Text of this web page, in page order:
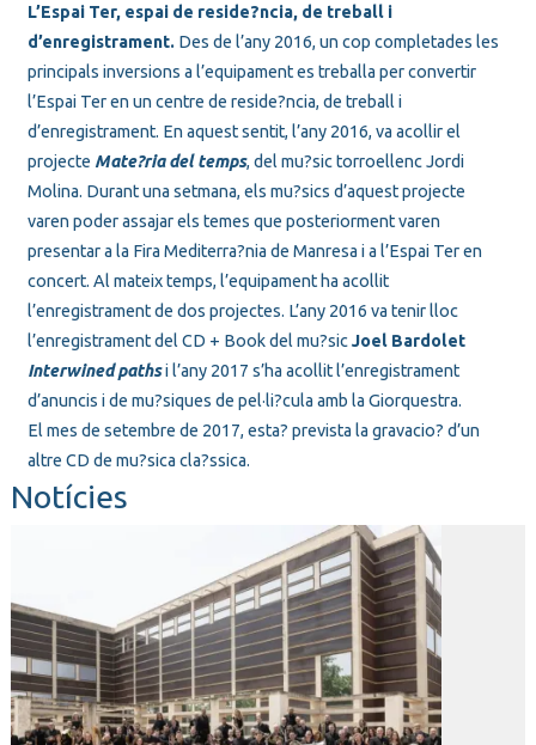
L’Espai Ter, espai de reside?ncia, de treball i
d’enregistrament. Des de l’any 2016, un cop completades les
principals inversions a l’equipament es treballa per convertir
l’Espai Ter en un centre de reside?ncia, de treball i
d’enregistrament. En aquest sentit, l’any 2016, va acollir el
projecte Mate?ria del temps, del mu?sic torroellencJordi
Molina. Durant una setmana, els mu?sics d’aquest projecte
varen poder assajar els temes que posteriorment varen
presentar a la Fira Mediterra?nia de Manresa i a l’Espai Ter en
concert. Al mateix temps, l’equipament ha acollit
l’enregistrament de dos projectes. L’any 2016 va tenir lloc
l’enregistrament del CD + Book del mu?sicJoel Bardolet
Interwined pathsi l’any 2017 s’ha acollit l’enregistrament
d’anuncis i de mu?siques de pel·li?cula amb laGiorquestra.
El mes de setembre de 2017, esta? prevista la gravacio? d’un
altre CD de mu?sica cla?ssica.
Notícies